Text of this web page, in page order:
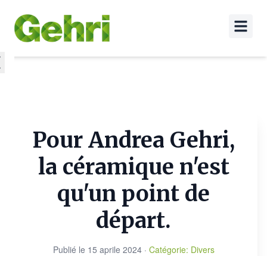
Pour Andrea Gehri,
la céramique n'est
qu'un point de
départ.
Publié le 15 aprile 2024· Catégorie: Divers